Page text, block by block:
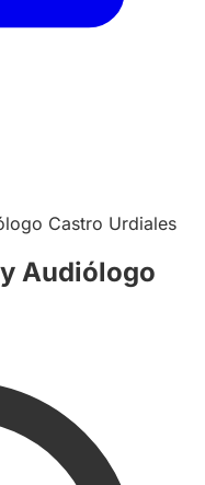
Castro Urdiales
Audiólogo